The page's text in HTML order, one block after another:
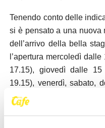
Tenendo conto delle
si è pensato a una nuova
dell’arrivo della bella
l’apertura mercoledì
17.15), giovedì dalle
19.15), venerdì, sabato,
18 (ultimo ingresso alle
prima domenica di ogni